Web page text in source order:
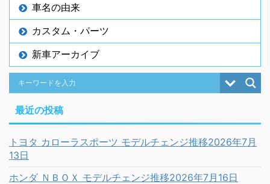
車名の由来
カスタム・パーツ
新車アーカイブ
最近の投稿
トヨタ カローラスポーツ モデルチェンジ推移2026年7月
13日
ホンダ ＮＢＯＸ モデルチェンジ推移2026年7月16日